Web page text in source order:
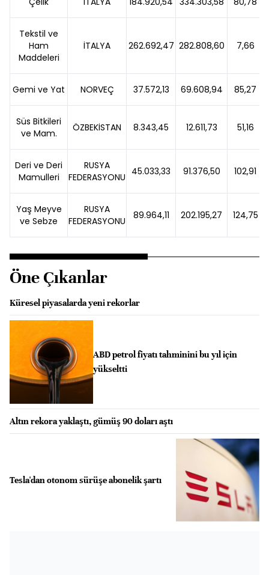
Tekstil ve
Ham
Maddeleri
İTALYA 262.692,47 282.808,60 7,66
Gemi ve Yat NORVEÇ 37.572,13 69.608,94 85,27
Süs Bitkileri
ve Mam.
ÖZBEKİSTAN 8.343,45 12.611,73 51,16
Deri ve Deri
Mamulleri
RUSYA
FEDERASYONU 45.033,33 91.376,50 102,91
Yaş Meyve
ve Sebze
RUSYA
FEDERASYONU
89.964,11 202.195,27 124,75
Öne Çıkanlar
Küresel piyasalarda yeni rekorlar
ABD petrol fiyatı tahminini bu yıl için
yükseltti
Altın rekora yaklaştı, gümüş 90 doları aştı
Tesla'dan otonom sürüşe abonelik şartı